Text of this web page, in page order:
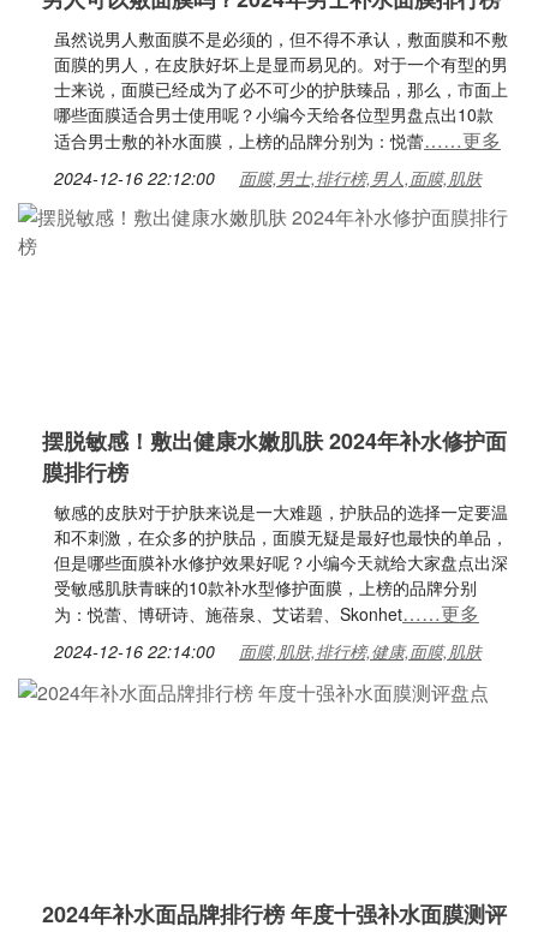
虽然说男人敷面膜不是必须的，但不得不承认，敷面膜和不敷
面膜的男人，在皮肤好坏上是显而易见的。对于一个有型的男
士来说，面膜已经成为了必不可少的护肤臻品，那么，市面上
哪些面膜适合男士使用呢？小编今天给各位型男盘点出10款
适合男士敷的补水面膜，上榜的品牌分别为：悦蕾……更多
2024-12-16 22:12:00 面膜,男士,排行榜,男人,面膜,肌肤
摆脱敏感！敷出健康水嫩肌肤 2024年补水修护面
膜排行榜
敏感的皮肤对于护肤来说是一大难题，护肤品的选择一定要温
和不刺激，在众多的护肤品，面膜无疑是最好也最快的单品，
但是哪些面膜补水修护效果好呢？小编今天就给大家盘点出深
受敏感肌肤青睐的10款补水型修护面膜，上榜的品牌分别
为：悦蕾、博研诗、施蓓泉、艾诺碧、Skonhet……更多
2024-12-16 22:14:00 面膜,肌肤,排行榜,健康,面膜,肌肤
2024年补水面品牌排行榜 年度十强补水面膜测评